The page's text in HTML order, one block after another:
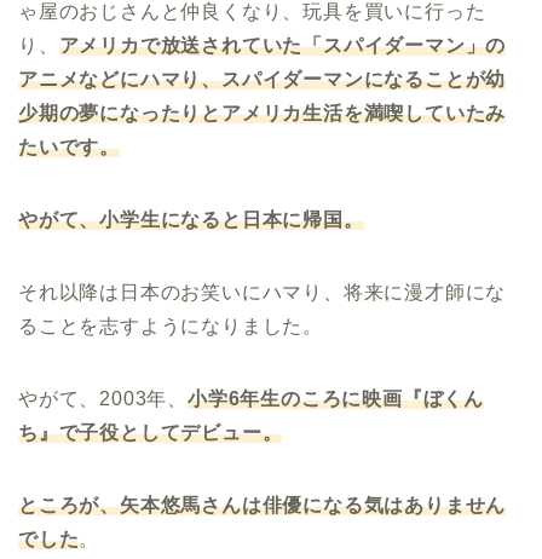
ゃ屋のおじさんと仲良くなり、玩具を買いに行った
り、 アメリカで放送されていた「スパイダーマン」の
アニメなどにハマり、スパイダーマンになることが幼
少期の夢になったりとアメリカ生活を満喫していたみ
たいです。
やがて、小学生になると日本に帰国。
それ以降は日本のお笑いにハマり、将来に漫才師にな
ることを志すようになりました。
やがて、2003年、 小学6年生のころに映画『ぼくん
ち』で子役としてデビュー。
ところが、矢本悠馬さんは俳優になる気はありません
でした。